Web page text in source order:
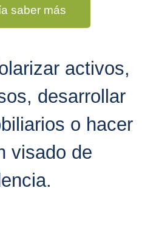
saber más
activos,
desarrollar
o hacer
visado de